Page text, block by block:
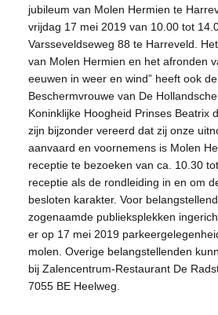
jubileum van Molen Hermien te
vrijdag 17 mei 2019 van 10.00 tot
Varsseveldseweg 88 te Harreveld.
van Molen Hermien en het afronden
eeuwen in weer en wind” heeft ook
Beschermvrouwe van De
Koninklijke Hoogheid Prinses Beatrix
zijn bijzonder vereerd dat zij onze
aanvaard en voornemens is Molen
receptie te bezoeken van ca. 10.30
receptie als de rondleiding in en om
besloten karakter. Voor
zogenaamde publieksplekken
er op 17 mei 2019
molen. Overige belangstellenden
bij Zalencentrum-Restaurant De
7055 BE Heelweg.